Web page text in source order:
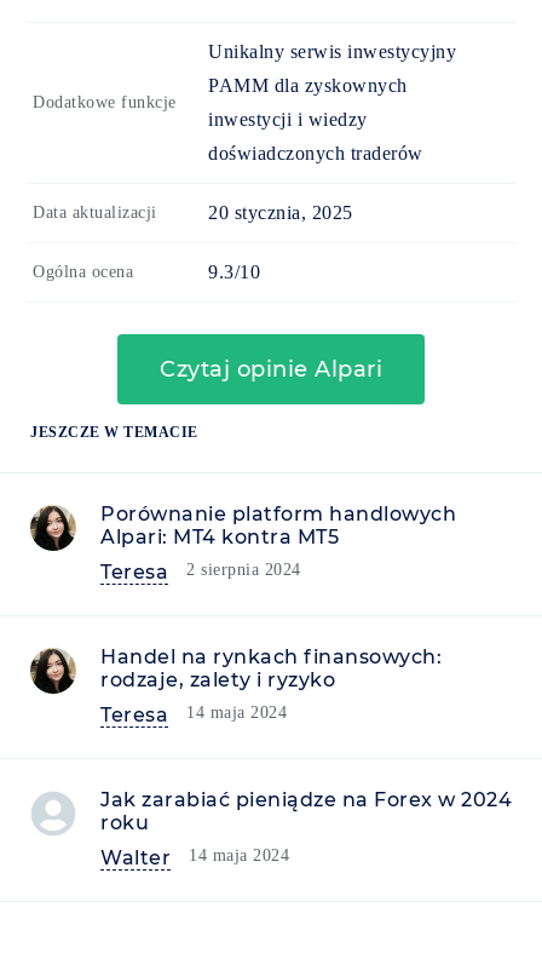
Dodatkowe funkcje
Unikalny serwis inwestycyjny
PAMM dla zyskownych
inwestycji i wiedzy
doświadczonych traderów
Data aktualizacji 20 stycznia, 2025
Ogólna ocena 9.3/10
Czytaj opinie Alpari
JESZCZE W TEMACIE
Porównanie platform handlowych
Alpari: MT4 kontra MT5
Teresa
2 sierpnia 2024
Handel na rynkach finansowych:
rodzaje, zalety i ryzyko
Teresa
14 maja 2024
Jak zarabiać pieniądze na Forex w 2024
roku
Walter
14 maja 2024